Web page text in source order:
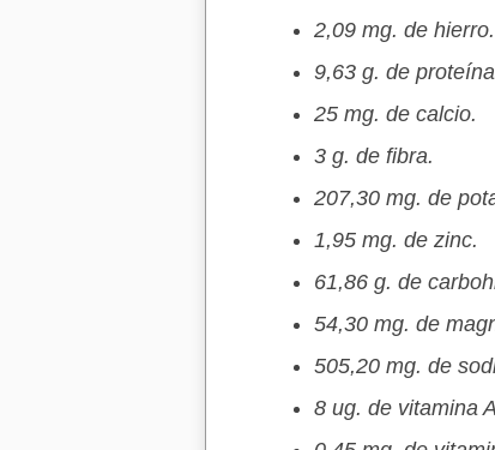
2,09 mg. de hierro.
9,63 g. de
25 mg. de calcio.
3 g. de fibra.
207,30 mg. de
1,95 mg. de zinc.
61,86 g. de
54,30 mg. de
505,20 mg. de
8 ug. de vitamina